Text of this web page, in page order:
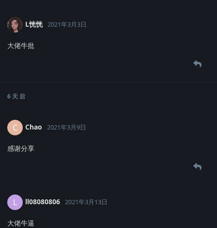
L恍恍 2021年3月3日
大佬牛批
6 天 后
C Chao 2021年3月9日
感谢分享
L ll08080806 2021年3月13日
大佬牛逼